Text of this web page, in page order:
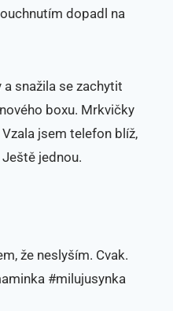
dopadl na
snažila se zachytit
boxu. Mrkvičky
jsem telefon blíž,
jednou.
že neslyším. Cvak.
#milujusynka